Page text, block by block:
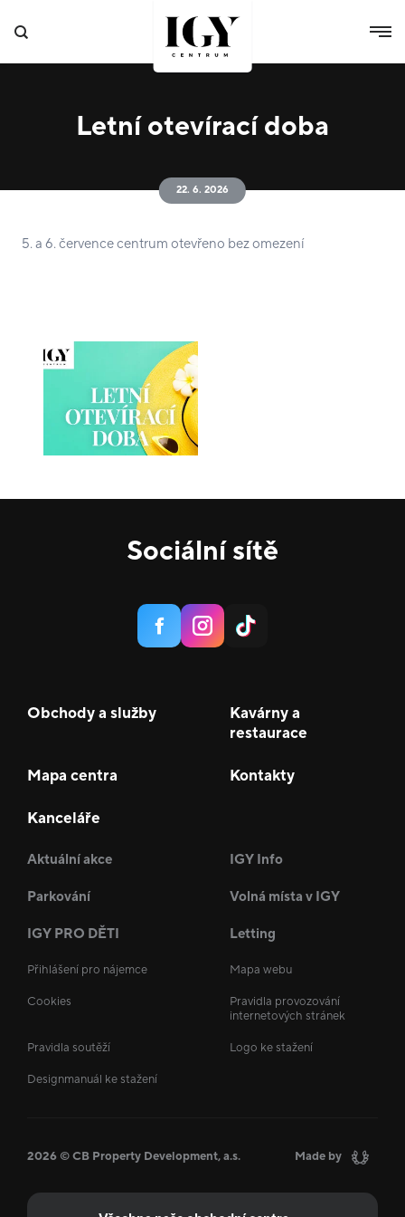
Letní otevírací doba
22. 6. 2026
5. a 6. července centrum otevřeno bez omezení
Sociální sítě
Obchody a služby
Kavárny a
restaurace
Mapa centra Kontakty
Kanceláře
Aktuální akce IGY Info
Parkování Volná místa v IGY
IGY PRO DĚTI Letting
Přihlášení pro nájemce Mapa webu
Cookies
Pravidla provozování
internetových stránek
Pravidla soutěží Logo ke stažení
Designmanuál ke stažení
2026 © CB Property Development, a.s. Made by